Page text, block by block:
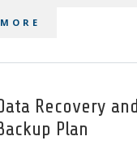
Recovery and
Plan